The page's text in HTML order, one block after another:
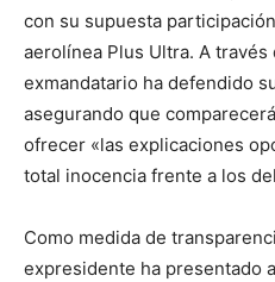
con su supuesta
aerolínea Plus Ultra. A
exmandatario ha defendido
asegurando que
ofrecer «las explicaciones
total inocencia frente a los
Como medida de
expresidente ha presentado